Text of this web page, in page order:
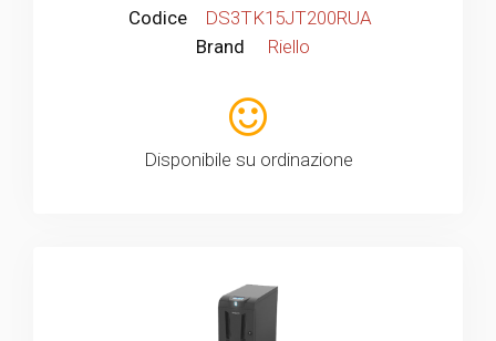
Codice
DS3TK15JT200RUA
Brand
Riello
Disponibile su ordinazione